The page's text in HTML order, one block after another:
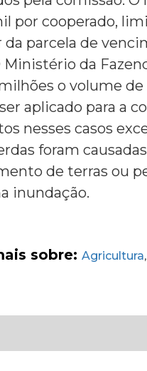
por cooperado,
da parcela de
Ministério da
o volume
aplicado para a
nesses casos
foram
de terras ou
inundação.
sobre: Agricultura,